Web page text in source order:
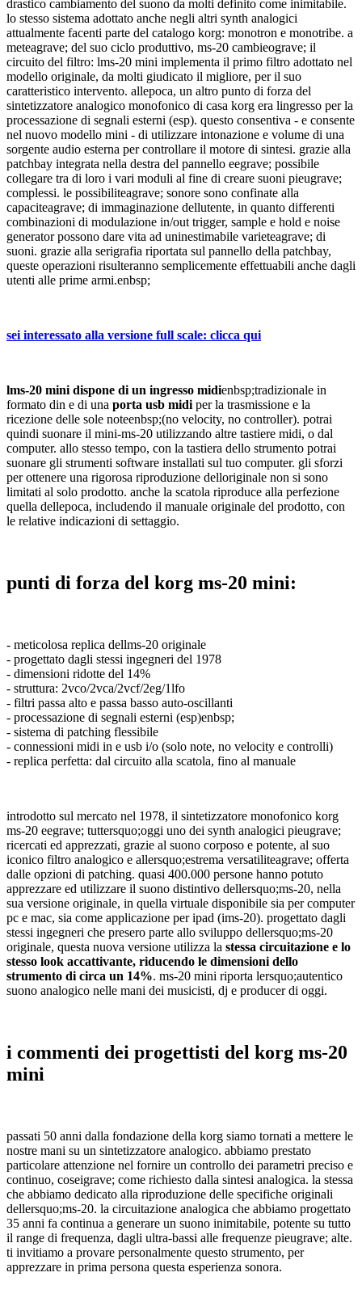
drastico cambiamento del suono da molti definito come inimitabile.
lo stesso sistema adottato anche negli altri synth analogici
attualmente facenti parte del catalogo korg: monotron e monotribe. a
meteagrave; del suo ciclo produttivo, ms-20 cambieograve; il
circuito del filtro: lms-20 mini implementa il primo filtro adottato nel
modello originale, da molti giudicato il migliore, per il suo
caratteristico intervento. allepoca, un altro punto di forza del
sintetizzatore analogico monofonico di casa korg era lingresso per la
processazione di segnali esterni (esp). questo consentiva - e consente
nel nuovo modello mini - di utilizzare intonazione e volume di una
sorgente audio esterna per controllare il motore di sintesi. grazie alla
patchbay integrata nella destra del pannello eegrave; possibile
collegare tra di loro i vari moduli al fine di creare suoni pieugrave;
complessi. le possibiliteagrave; sonore sono confinate alla
capaciteagrave; di immaginazione dellutente, in quanto differenti
combinazioni di modulazione in/out trigger, sample e hold e noise
generator possono dare vita ad uninestimabile varieteagrave; di
suoni. grazie alla serigrafia riportata sul pannello della patchbay,
queste operazioni risulteranno semplicemente effettuabili anche dagli
utenti alle prime armi.enbsp;
sei interessato alla versione full scale: clicca qui
lms-20 mini dispone di un ingresso midienbsp;tradizionale in
formato din e di una porta usb midi per la trasmissione e la
ricezione delle sole noteenbsp;(no velocity, no controller). potrai
quindi suonare il mini-ms-20 utilizzando altre tastiere midi, o dal
computer. allo stesso tempo, con la tastiera dello strumento potrai
suonare gli strumenti software installati sul tuo computer. gli sforzi
per ottenere una rigorosa riproduzione delloriginale non si sono
limitati al solo prodotto. anche la scatola riproduce alla perfezione
quella dellepoca, includendo il manuale originale del prodotto, con
le relative indicazioni di settaggio.
punti di forza del korg ms-20 mini:
- meticolosa replica dellms-20 originale
- progettato dagli stessi ingegneri del 1978
- dimensioni ridotte del 14%
- struttura: 2vco/2vca/2vcf/2eg/1lfo
- filtri passa alto e passa basso auto-oscillanti
- processazione di segnali esterni (esp)enbsp;
- sistema di patching flessibile
- connessioni midi in e usb i/o (solo note, no velocity e controlli)
- replica perfetta: dal circuito alla scatola, fino al manuale
introdotto sul mercato nel 1978, il sintetizzatore monofonico korg
ms-20 eegrave; tuttersquo;oggi uno dei synth analogici pieugrave;
ricercati ed apprezzati, grazie al suono corposo e potente, al suo
iconico filtro analogico e allersquo;estrema versatiliteagrave; offerta
dalle opzioni di patching. quasi 400.000 persone hanno potuto
apprezzare ed utilizzare il suono distintivo dellersquo;ms-20, nella
sua versione originale, in quella virtuale disponibile sia per computer
pc e mac, sia come applicazione per ipad (ims-20). progettato dagli
stessi ingegneri che presero parte allo sviluppo dellersquo;ms-20
originale, questa nuova versione utilizza la stessa circuitazione e lo
stesso look accattivante, riducendo le dimensioni dello
strumento di circa un 14%. ms-20 mini riporta lersquo;autentico
suono analogico nelle mani dei musicisti, dj e producer di oggi.
i commenti dei progettisti del korg ms-20
mini
passati 50 anni dalla fondazione della korg siamo tornati a mettere le
nostre mani su un sintetizzatore analogico. abbiamo prestato
particolare attenzione nel fornire un controllo dei parametri preciso e
continuo, coseigrave; come richiesto dalla sintesi analogica. la stessa
che abbiamo dedicato alla riproduzione delle specifiche originali
dellersquo;ms-20. la circuitazione analogica che abbiamo progettato
35 anni fa continua a generare un suono inimitabile, potente su tutto
il range di frequenza, dagli ultra-bassi alle frequenze pieugrave; alte.
ti invitiamo a provare personalmente questo strumento, per
apprezzare in prima persona questa esperienza sonora.